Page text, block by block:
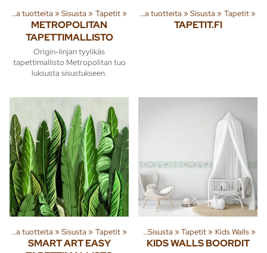
Tuoteryhmiä ja tuotteita ‪»Sisusta ‪» Tapetit‪»
METROPOLITAN
TAPETTIMALLISTO
Origin-linjan tyylikäs
tapettimallisto Metropolitan tuo
luksusta sisustukseen.
Tuoteryhmiä ja tuotteita ‪»Sisusta ‪» Tapetit‪»
TAPETIT.FI
Tuoteryhmiä ja tuotteita ‪»Sisusta ‪» Tapetit‪»
SMART ART EASY
Tuoteryhmiä ja tuotteita ‪»Sisusta ‪»Tapetit‪» Kids Walls‪»
KIDS WALLS BOORDIT